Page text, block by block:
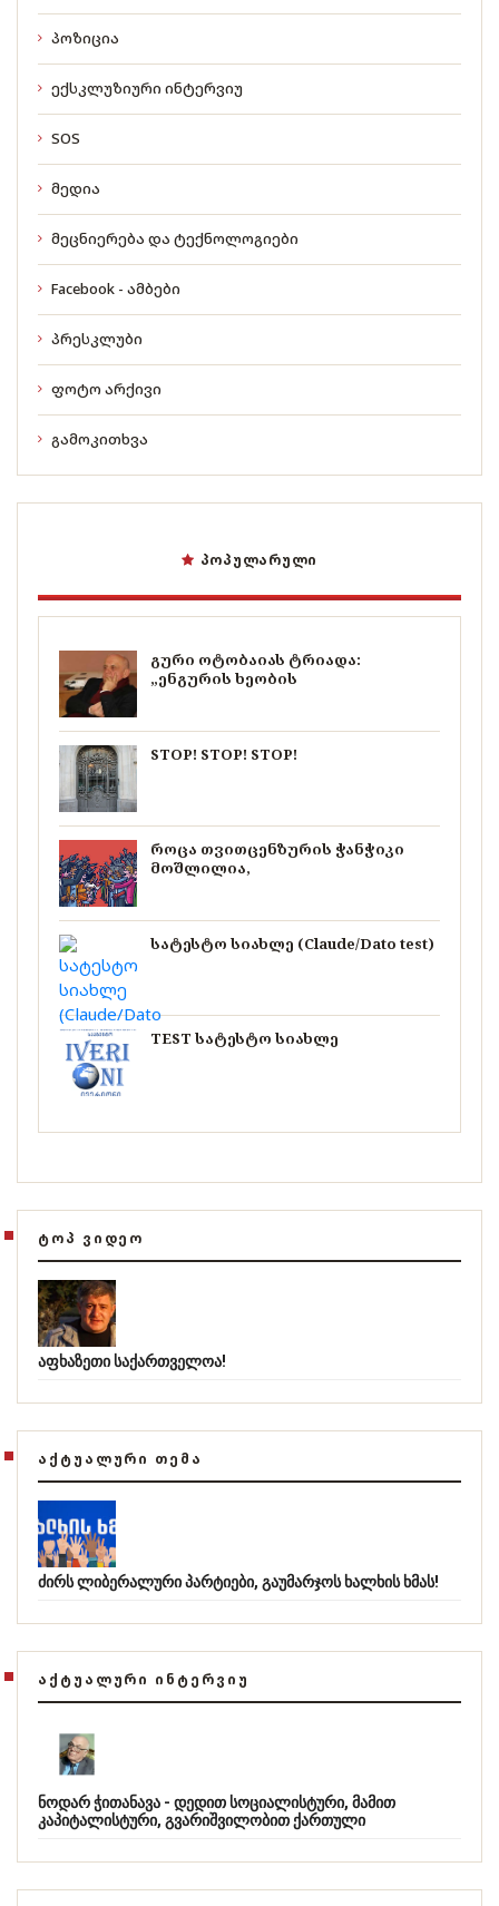
პოზიცია
ექსკლუზიური ინტერვიუ
SOS
მედია
მეცნიერება და ტექნოლოგიები
Facebook - ამბები
პრესკლუბი
ფოტო არქივი
გამოკითხვა
ᲞᲝᲞᲣᲚᲐᲠᲣᲚᲘ
გური ოტობაიას ტრიადა:
„ენგურის ხეობის
STOP! STOP! STOP!
როცა თვითცენზურის ჭანჭიკი
მოშლილია,
სატესტო სიახლე (Claude/Dato test)
TEST სატესტო სიახლე
ᲢᲝᲞ ᲕᲘᲓᲔᲝ
აფხაზეთი საქართველოა!
ᲐᲥᲢᲣᲐᲚᲣᲠᲘ ᲗᲔᲛᲐ
ძირს ლიბერალური პარტიები, გაუმარჯოს ხალხის ხმას!
ᲐᲥᲢᲣᲐᲚᲣᲠᲘ ᲘᲜᲢᲔᲠᲕᲘᲣ
ნოდარ ჭითანავა - დედით სოციალისტური, მამით
კაპიტალისტური, გვარიშვილობით ქართული